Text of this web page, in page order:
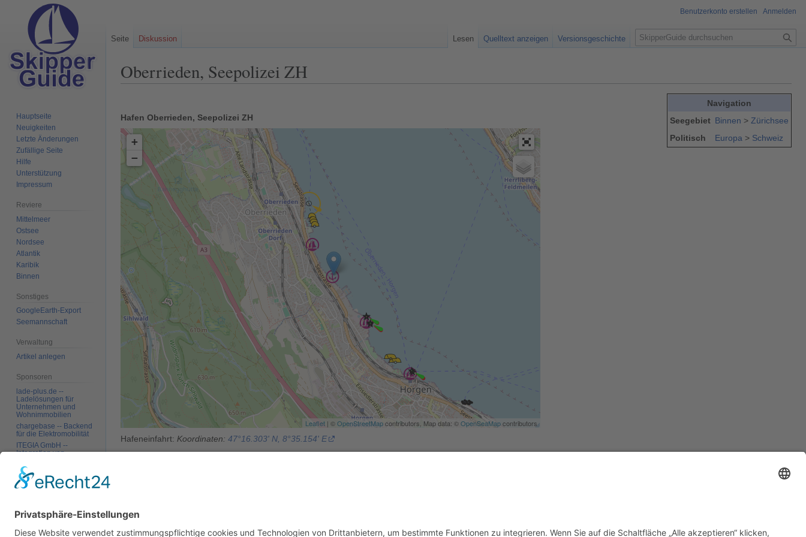
Oberrieden, Seepolizei ZH
Navigation
springen
Suche
springen
Navigation
Seegebiet Binnen > Zürichsee
Politisch
Europa > Schweiz
Hafen Oberrieden, Seepolizei ZH
+
−
Leaflet | ©OpenStreetMapcontributors, Map data: ©OpenSeaMapcontributors
Hafeneinfahrt: Koordinaten: 47°16.303' N, 8°35.154' E
Benutzerkonto erstellen Anmelden
Seite Diskussion Lesen Quelltext anzeigen Versionsgeschichte
S
u
e
Hauptseite
Neuigkeiten
Letzte Änderungen
Zufällige Seite
Hilfe
Unterstützung
Impressum
Reviere
Mittelmeer
Ostsee
Nordsee
Atlantik
Karibik
Binnen
Sonstiges
GoogleEarth-Export
Seemannschaft
Verwaltung
Artikel anlegen
Sponsoren
lade-plus.de --
Ladelösungen für
Unternehmen und
Wohnimmobilien
chargebase -- Backend
für die Elektromobilität
ITEGIA GmbH --
Integration von
individuelle
Softwarelösungen
Links auf diese Seite
Änderungen an
verlinkten Seiten
Diese Seite wurde zuletzt am 6. April 2026 um 12:50 Uhr geändert.